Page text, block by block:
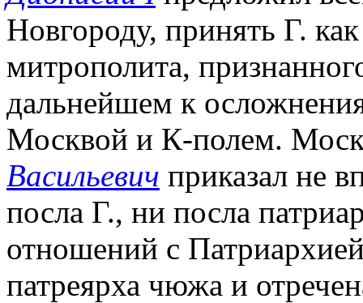
Новгороду, принять Г.
митрополита,
дальнейшем к
Москвой и К-полем.
Васильевич приказал не
посла Г., ни посла
отношений с
патреярха чюжа и